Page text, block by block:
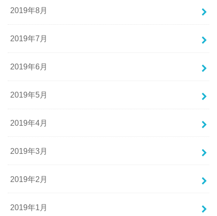
2019年8月
2019年7月
2019年6月
2019年5月
2019年4月
2019年3月
2019年2月
2019年1月